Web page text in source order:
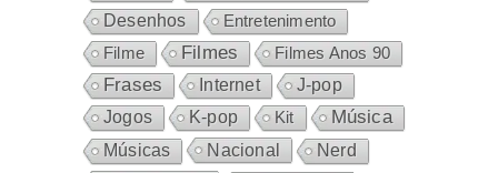
Desenhos
Entretenimento
Filme
Filmes Filmes Anos 90
Frases Internet
J-pop
Jogos
K-pop Kit Música
Músicas Nacional Nerd